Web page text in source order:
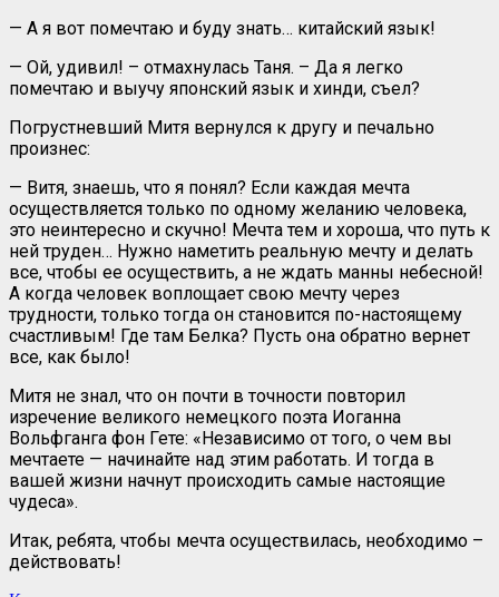
— А я вот помечтаю и буду знать… китайский язык!
— Ой, удивил! – отмахнулась Таня. – Да я легко
помечтаю и выучу японский язык и хинди, съел?
Погрустневший Митя вернулся к другу и печально
произнес:
— Витя, знаешь, что я понял? Если каждая мечта
осуществляется только по одному желанию человека,
это неинтересно и скучно! Мечта тем и хороша, что путь к
ней труден… Нужно наметить реальную мечту и делать
все, чтобы ее осуществить, а не ждать манны небесной!
А когда человек воплощает свою мечту через
трудности, только тогда он становится по-настоящему
счастливым! Где там Белка? Пусть она обратно вернет
все, как было!
Митя не знал, что он почти в точности повторил
изречение великого немецкого поэта Иоганна
Вольфганга фон Гете: «Независимо от того, о чем вы
мечтаете — начинайте над этим работать. И тогда в
вашей жизни начнут происходить самые настоящие
чудеса».
Итак, ребята, чтобы мечта осуществилась, необходимо –
действовать!